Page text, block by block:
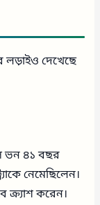
লড়াইও দেখেছে
ভন ৪১ বছর
নেমেছিলেন।
ক্র্যাশ করেন।